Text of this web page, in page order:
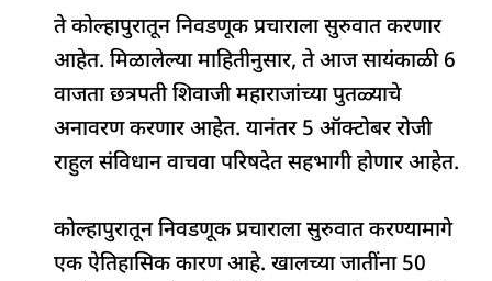
ते कोल्हापुरातून निवडणूक प्रचाराला सुरुवात करणार
आहेत. मिळालेल्या माहितीनुसार, ते आज सायंकाळी 6
वाजता छत्रपती शिवाजी महाराजांच्या पुतळ्याचे
अनावरण करणार आहेत. यानंतर 5 ऑक्टोबर रोजी
राहुल संविधान वाचवा परिषदेत सहभागी होणार आहेत.
कोल्हापुरातून निवडणूक प्रचाराला सुरुवात करण्यामागे
एक ऐतिहासिक कारण आहे. खालच्या जातींना 50